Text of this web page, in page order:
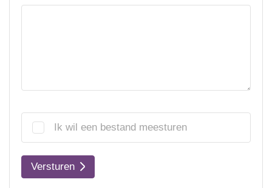
Ik wil een bestand meesturen
Versturen